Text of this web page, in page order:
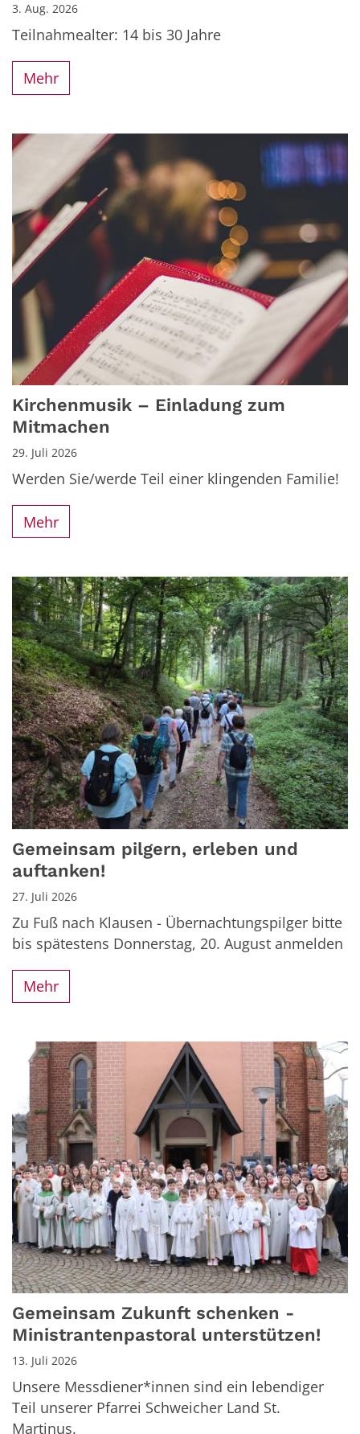
3. Aug. 2026
Teilnahmealter: 14 bis 30 Jahre
Mehr
Kirchenmusik – Einladung zum
Mitmachen
29. Juli 2026
Werden Sie/werde Teil einer klingenden Familie!
Mehr
Gemeinsam pilgern, erleben und
auftanken!
27. Juli 2026
Zu Fuß nach Klausen - Übernachtungspilger bitte
bis spätestens Donnerstag, 20. August anmelden
Mehr
Gemeinsam Zukunft schenken -
Ministrantenpastoral unterstützen!
13. Juli 2026
Unsere Messdiener*innen sind ein lebendiger
Teil unserer Pfarrei Schweicher Land St.
Martinus.